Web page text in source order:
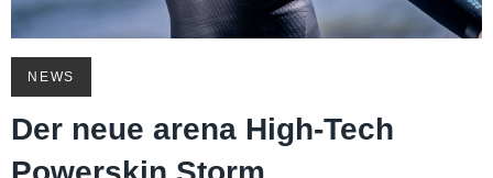
NEWS
Der neue arena High-Tech